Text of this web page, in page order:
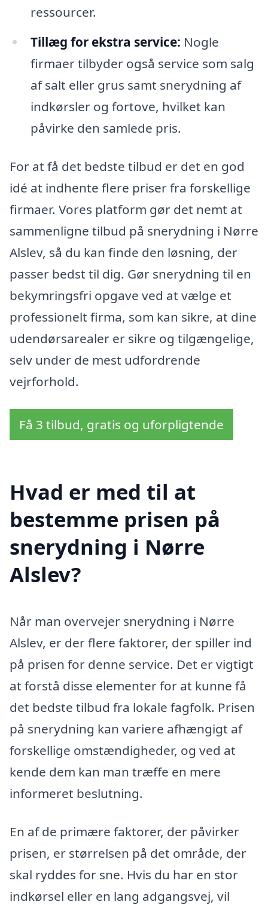
ressourcer.
Tillæg for ekstra service: Nogle
firmaer tilbyder også service som salg
af salt eller grus samt snerydning af
indkørsler og fortove, hvilket kan
påvirke den samlede pris.
For at få det bedste tilbud er det en god
idé at indhente flere priser fra forskellige
firmaer. Vores platform gør det nemt at
sammenligne tilbud på snerydning i Nørre
Alslev, så du kan finde den løsning, der
passer bedst til dig. Gør snerydning til en
bekymringsfri opgave ved at vælge et
professionelt firma, som kan sikre, at dine
udendørsarealer er sikre og tilgængelige,
selv under de mest udfordrende
vejrforhold.
Få 3 tilbud, gratis og uforpligtende
Hvad er med til at
bestemme prisen på
snerydning i Nørre
Alslev?
Når man overvejer snerydning i Nørre
Alslev, er der flere faktorer, der spiller ind
på prisen for denne service. Det er vigtigt
at forstå disse elementer for at kunne få
det bedste tilbud fra lokale fagfolk. Prisen
på snerydning kan variere afhængigt af
forskellige omstændigheder, og ved at
kende dem kan man træffe en mere
informeret beslutning.
En af de primære faktorer, der påvirker
prisen, er størrelsen på det område, der
skal ryddes for sne. Hvis du har en stor
indkørsel eller en lang adgangsvej, vil